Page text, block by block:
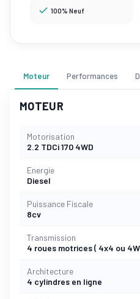
100% Neuf
Moteur Performances
MOTEUR
Motorisation
2.2 TDCi 170 4WD
Energie
Diesel
Puissance Fiscale
8cv
Transmission
4 roues motrices ( 4x4 ou
Architecture
4 cylindres en ligne